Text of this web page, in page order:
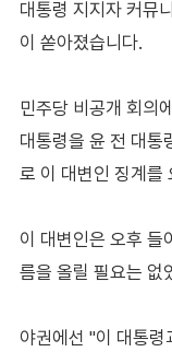
대통령 지지자 커뮤
이 쏟아졌습니다.
민주당 비공개 회의
대통령을 윤 전 대통
로 이 대변인 징계를
이 대변인은 오후 들
름을 올릴 필요는 없
야권에선 "이 대통